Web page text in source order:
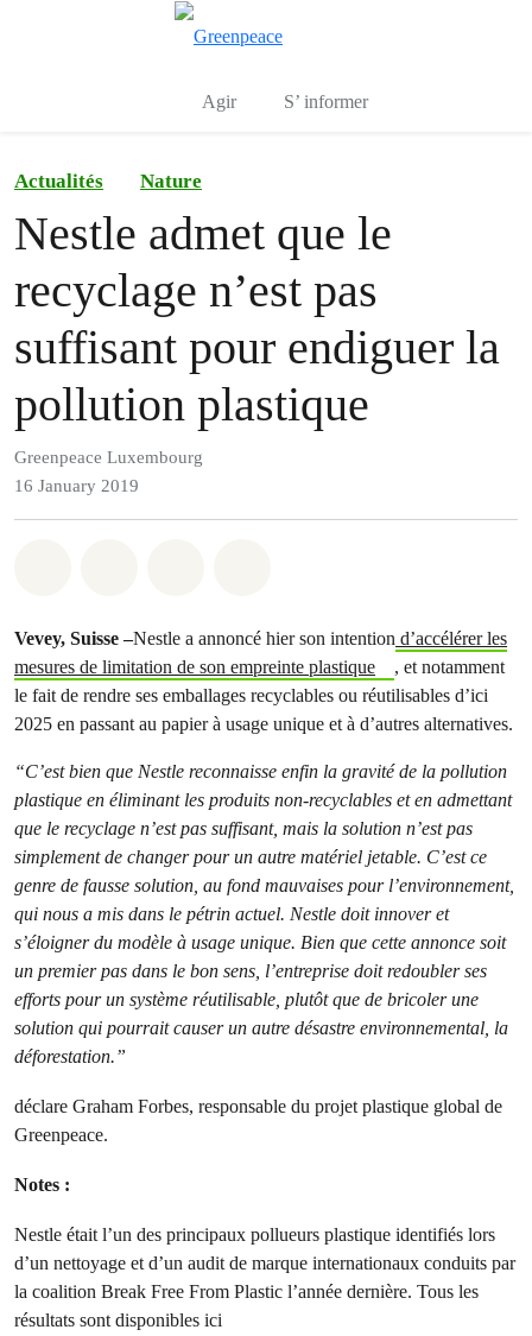
Agir S’ informer
Actualités Nature
Nestle admet que le
recyclage n’est pas
suffisant pour endiguer la
pollution plastique
Greenpeace Luxembourg
16 January 2019
Vevey, Suisse –Nestle a annoncé hier son intention d’accélérer les
mesures de limitation de son empreinte plastique
, et notamment
le fait de rendre ses emballages recyclables ou réutilisables d’ici
2025 en passant au papier à usage unique et à d’autres alternatives.
“C’est bien que Nestle reconnaisse enfin la gravité de la pollution
plastique en éliminant les produits non-recyclables et en admettant
que le recyclage n’est pas suffisant, mais la solution n’est pas
simplement de changer pour un autre matériel jetable. C’est ce
genre de fausse solution, au fond mauvaises pour l’environnement,
qui nous a mis dans le pétrin actuel. Nestle doit innover et
s’éloigner du modèle à usage unique. Bien que cette annonce soit
un premier pas dans le bon sens, l’entreprise doit redoubler ses
efforts pour un système réutilisable, plutôt que de bricoler une
solution qui pourrait causer un autre désastre environnemental, la
déforestation.”
déclare Graham Forbes, responsable du projet plastique global de
Greenpeace.
Notes :
Nestle était l’un des principaux pollueurs plastique identifiés lors
d’un nettoyage et d’un audit de marque internationaux conduits par
la coalition Break Free From Plastic l’année dernière. Tous les
résultats sont disponibles ici